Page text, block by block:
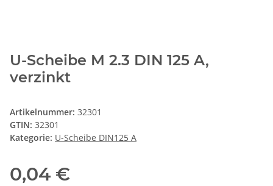
U-Scheibe M 2.3 DIN 125 A,
verzinkt
Artikelnummer: 32301
GTIN: 32301
Kategorie: U-Scheibe DIN125 A
0,04 €